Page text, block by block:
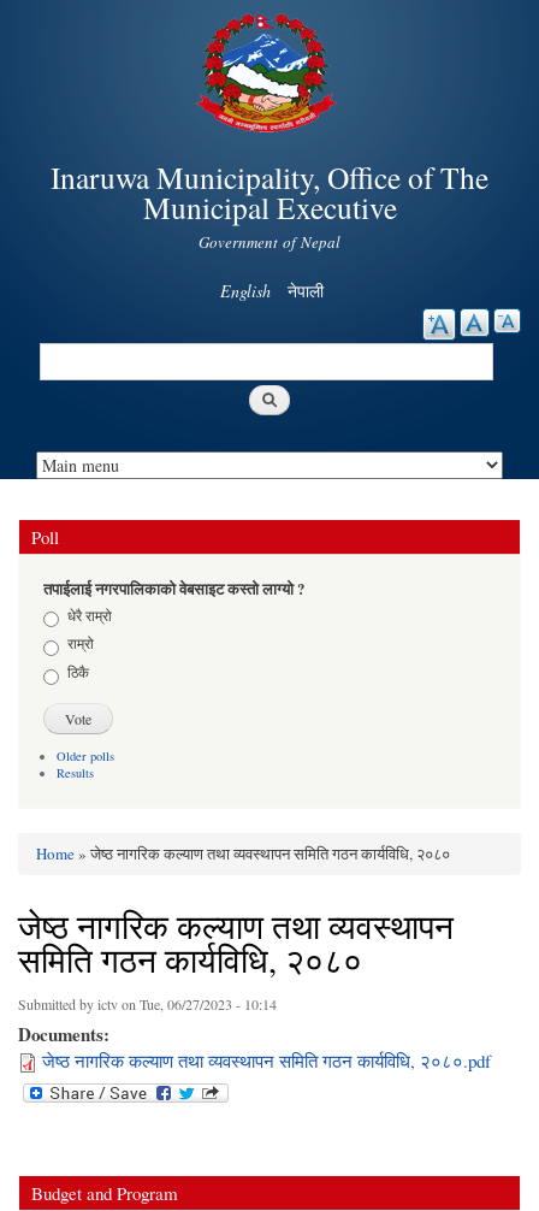
Skip to
main
content
Inaruwa Municipality, Office of The
Municipal Executive
Government of Nepal
English नेपाली
Search
Poll
तपाईलाई नगरपालिकाको वेबसाइट कस्तो लाग्यो ?
Choicesधेरै राम्रो
राम्रो
ठिकै
Older polls
Results
Home» जेष्ठ नागरिक कल्याण तथा व्यवस्थापन समिति गठन कार्यविधि, २०८०
जेष्ठ नागरिक कल्याण तथा व्यवस्थापन
समिति गठन कार्यविधि, २०८०
Submitted byictvon Tue, 06/27/2023 - 10:14
Documents:
जेष्ठ नागरिक कल्याण तथा व्यवस्थापन समिति गठन कार्यविधि, २०८०.pdf
Budget and Program